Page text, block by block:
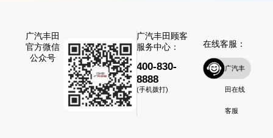
广汽丰田
官方微信
公众号
广汽丰田顾客
服务中心：
400-830-
8888
(手机拨打)
在线客服：
广汽丰
田在线
客服